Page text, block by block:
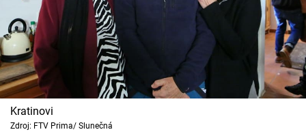
Kratinovi
Zdroj: FTV Prima/ Slunečná